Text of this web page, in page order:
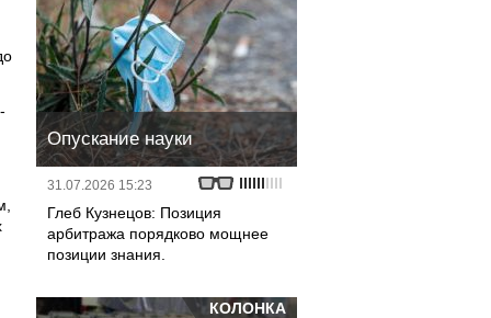
Опускание науки
31.07.2026 15:23
Глеб Кузнецов: Позиция
арбитража порядково мощнее
позиции знания.
КОЛОНКА